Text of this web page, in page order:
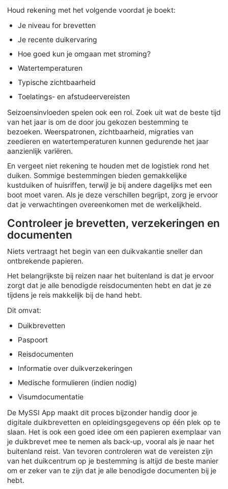
Houd rekening met het volgende voordat je boekt:
Je niveau for brevetten
Je recente duikervaring
Hoe goed kun je omgaan met stroming?
Watertemperaturen
Typische zichtbaarheid
Toelatings- en afstudeervereisten
Seizoensinvloeden spelen ook een rol. Zoek uit wat de beste tijd
van het jaar is om de door jou gekozen bestemming te
bezoeken. Weerspatronen, zichtbaarheid, migraties van
zeedieren en watertemperaturen kunnen gedurende het jaar
aanzienlijk variëren.
En vergeet niet rekening te houden met de logistiek rond het
duiken. Sommige bestemmingen bieden gemakkelijke
kustduiken of huisriffen, terwijl je bij andere dagelijks met een
boot moet varen. Als je deze verschillen begrijpt, zorg je ervoor
dat je verwachtingen overeenkomen met de werkelijkheid.
Controleer je brevetten, verzekeringen en
documenten
Niets vertraagt het begin van een duikvakantie sneller dan
ontbrekende papieren.
Het belangrijkste bij reizen naar het buitenland is dat je ervoor
zorgt dat je alle benodigde reisdocumenten hebt en dat je ze
tijdens je reis makkelijk bij de hand hebt.
Dit omvat:
Duikbrevetten
Paspoort
Reisdocumenten
Informatie over duikverzekeringen
Medische formulieren (indien nodig)
Visumdocumentatie
De MySSI App maakt dit proces bijzonder handig door je
digitale duikbrevetten en opleidingsgegevens op één plek op te
slaan. Het is ook een goed idee om een papieren exemplaar van
je duikbrevet mee te nemen als back-up, vooral als je naar het
buitenland reist. Van tevoren controleren wat de vereisten zijn
van het duikcentrum op je bestemming is altijd de beste manier
om er zeker van te zijn dat je alle benodigde documenten bij je
hebt.